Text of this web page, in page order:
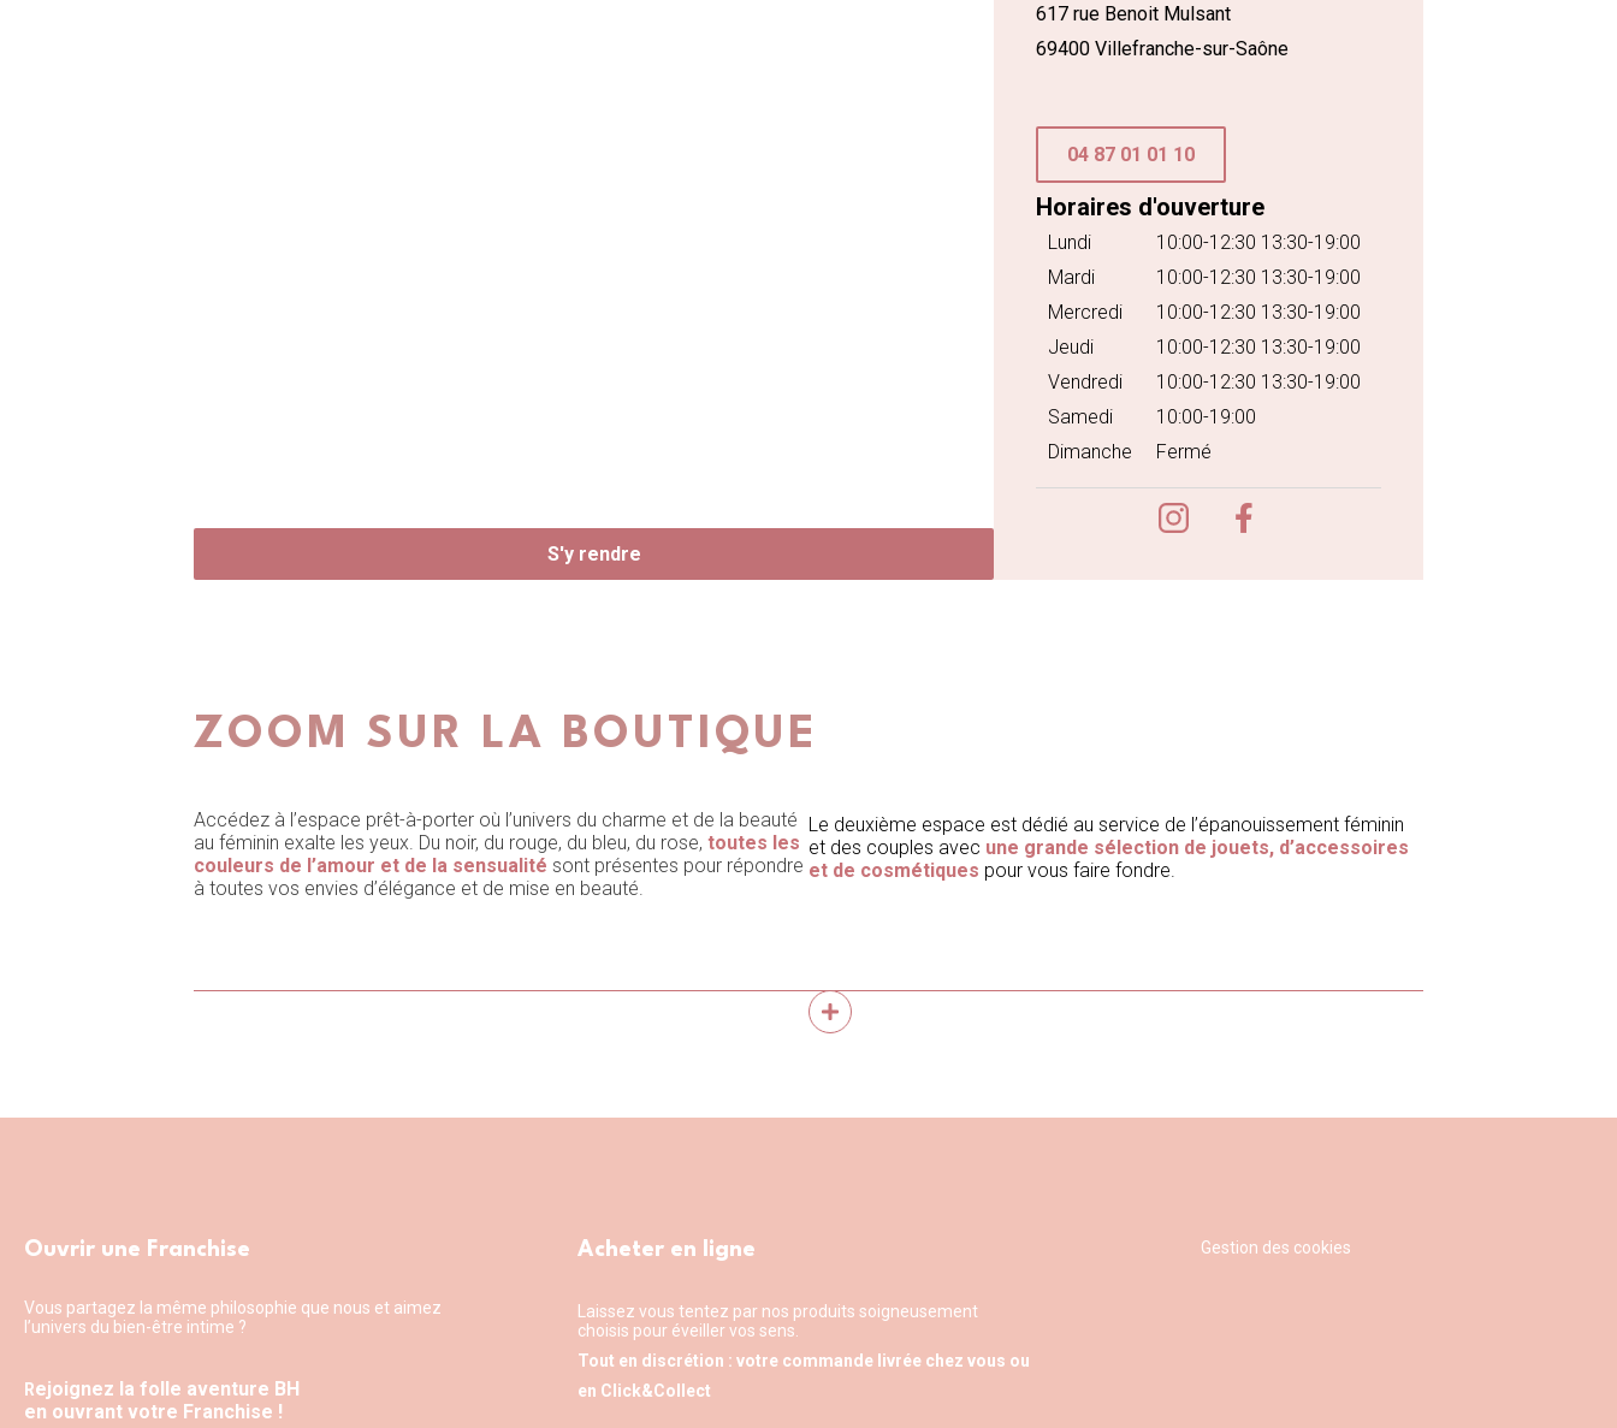
S'y rendre
617 rue Benoit Mulsant
69400 Villefranche-sur-Saône
04 87 01 01 10
Horaires d'ouverture
Lundi
Mardi
Mercredi
Jeudi
Vendredi
Samedi
Dimanche
10:00-12:30 13:30-19:00
10:00-12:30 13:30-19:00
10:00-12:30 13:30-19:00
10:00-12:30 13:30-19:00
10:00-12:30 13:30-19:00
10:00-19:00
Fermé
ZOOM SUR LA BOUTIQUE
Accédez à l’espace prêt-à-porter où l’univers du charme et de la beauté
au féminin exalte les yeux. Du noir, du rouge, du bleu, du rose, toutes les
couleurs de l’amour et de la sensualité sont présentes pour répondre
à toutes vos envies d’élégance et de mise en beauté.
Le deuxième espace est dédié au service de l’épanouissement féminin
et des couples avec une grande sélection de jouets, d’accessoires
et de cosmétiques pour vous faire fondre.
envies et vos pratiques. Un grand parking discret à l’arrière de notre
boutique vous attend pour vous garer et profiter d’une longue flânerie, le
temps de faire vos achats sereinement.
Ouvrir une Franchise
Vous partagez la même philosophie que nous et aimez
l’univers du bien-être intime ?
Rejoignez la folle aventure BH
en ouvrant votre Franchise !
Acheter en ligne
Laissez vous tentez par nos produits soigneusement
choisis pour éveiller vos sens.
Tout en discrétion : votre commande livrée chez vous ou
en Click&Collect
Gestion des cookies